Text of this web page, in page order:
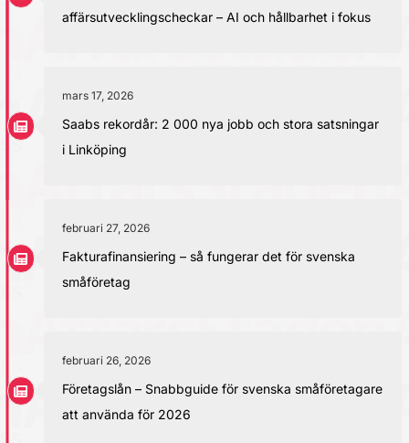
affärsutvecklingscheckar – AI och hållbarhet i fokus
mars 17, 2026
Saabs rekordår: 2 000 nya jobb och stora satsningar
i Linköping
februari 27, 2026
Fakturafinansiering – så fungerar det för svenska
småföretag
februari 26, 2026
Företagslån – Snabbguide för svenska småföretagare
att använda för 2026